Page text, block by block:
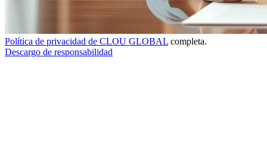
Política de privacidad de CLOU GLOBAL completa.
Descargo de responsabilidad